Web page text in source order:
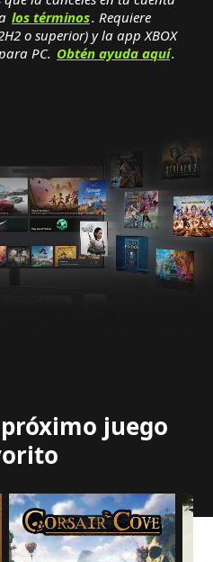
los términos. Requiere
o superior) y la app XBOX
PC. Obtén ayuda aquí.
juego